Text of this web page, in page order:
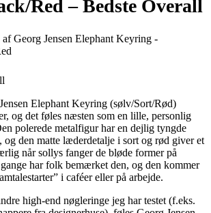
Red –Bedste Overall
Elephant Keyring (sølv/Sort/Rød)
og det føles næsten som en lille, personlig
polerede metalfigur har en dejlig tyngde
og den matte læderdetalje i sort og rød giver et
når sollys fanger de bløde former på
har folk bemærket den, og den kommer
i caféer eller på arbejde.
high-end nøgleringe jeg har testet (f.eks.